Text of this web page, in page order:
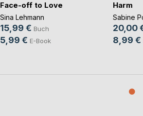
Face-off to Love
Sina Lehmann
15,99 € Buch
5,99 € E-Book
Harm
Sabine
20,00
8,99 €